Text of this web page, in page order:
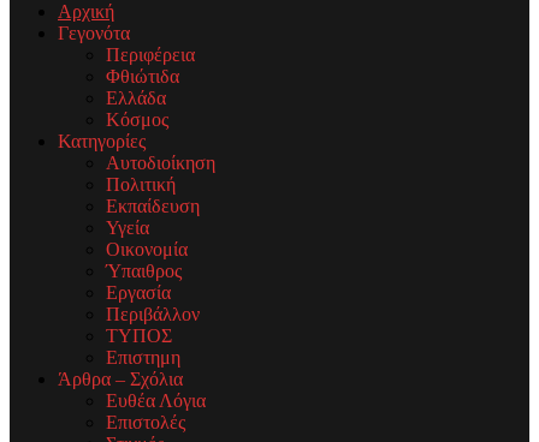
Αρχική
Γεγονότα
Περιφέρεια
Φθιώτιδα
Ελλάδα
Κόσμος
Κατηγορίες
Αυτοδιοίκηση
Πολιτική
Εκπαίδευση
Υγεία
Οικονομία
Ύπαιθρος
Εργασία
Περιβάλλον
ΤΥΠΟΣ
Επιστημη
Άρθρα – Σχόλια
Ευθέα Λόγια
Επιστολές